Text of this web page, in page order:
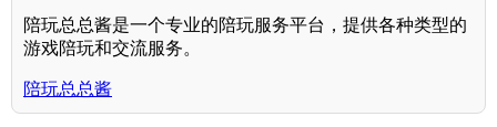
陪玩总总酱是一个专业的陪玩服务平台，提供各种类型的
游戏陪玩和交流服务。
陪玩总总酱